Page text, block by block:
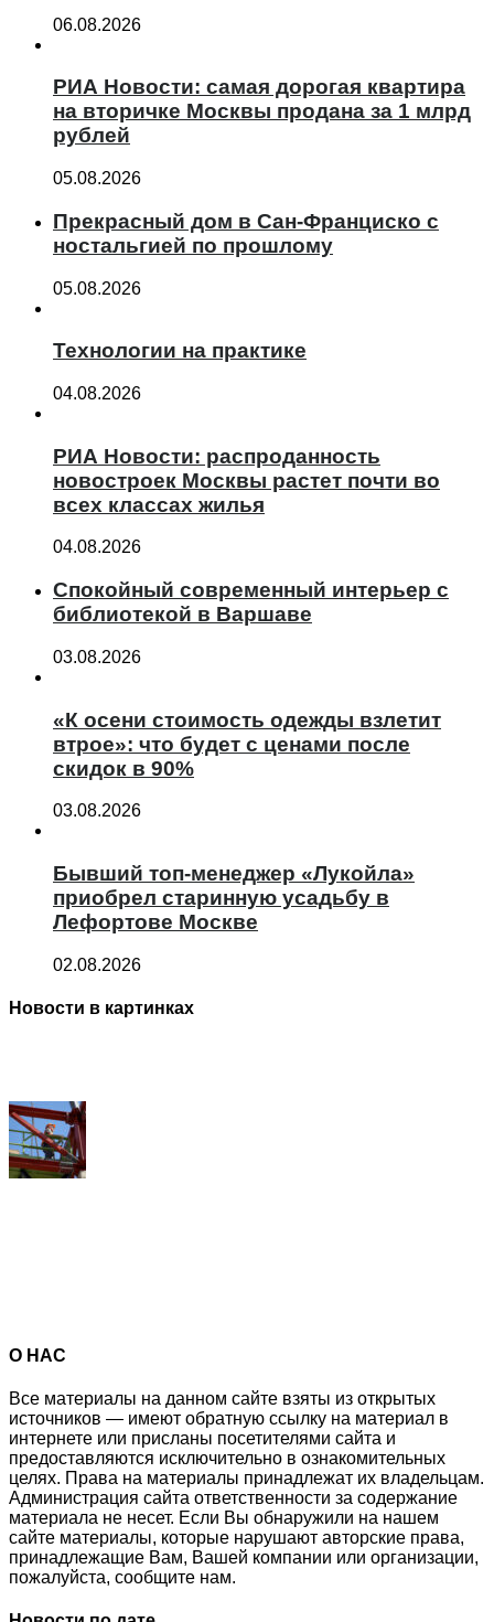
06.08.2026
РИА Новости: самая дорогая квартира
на вторичке Москвы продана за 1 млрд
рублей
05.08.2026
Прекрасный дом в Сан-Франциско с
ностальгией по прошлому
05.08.2026
Технологии на практике
04.08.2026
РИА Новости: распроданность
новостроек Москвы растет почти во
всех классах жилья
04.08.2026
Спокойный современный интерьер с
библиотекой в Варшаве
03.08.2026
«К осени стоимость одежды взлетит
втрое»: что будет с ценами после
скидок в 90%
03.08.2026
Бывший топ-менеджер «Лукойла»
приобрел старинную усадьбу в
Лефортове Москве
02.08.2026
Новости в картинках
О НАС
Все материалы на данном сайте взяты из открытых
источников — имеют обратную ссылку на материал в
интернете или присланы посетителями сайта и
предоставляются исключительно в ознакомительных
целях. Права на материалы принадлежат их владельцам.
Администрация сайта ответственности за содержание
материала не несет. Если Вы обнаружили на нашем
сайте материалы, которые нарушают авторские права,
принадлежащие Вам, Вашей компании или организации,
пожалуйста, сообщите нам.